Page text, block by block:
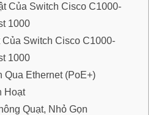
Của Switch Cisco C1000-
1000
Switch Cisco C1000-
1000
Qua Ethernet (PoE+)
Hoạt
Quạt, Nhỏ Gọn